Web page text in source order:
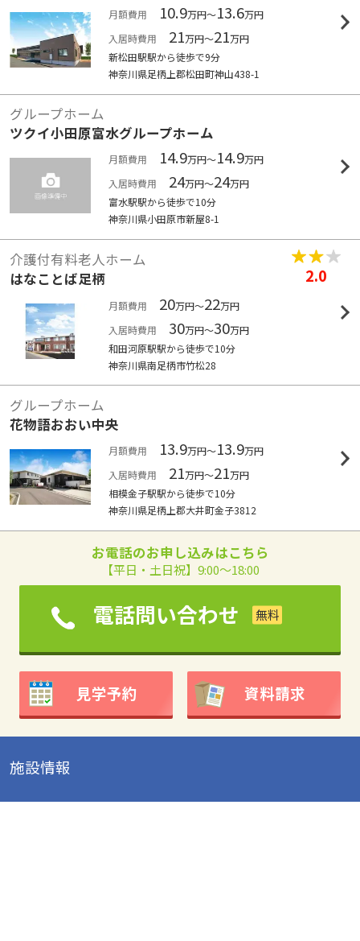
月額費用 10.9万円～13.6万円
入居時費用
21万円～21万円
新松田駅駅から徒歩で9分
神奈川県足柄上郡松田町神山438-1
グループホーム
ツクイ小田原富水グループホーム
月額費用 14.9万円～14.9万円
入居時費用
24万円～24万円
富水駅駅から徒歩で10分
神奈川県小田原市新屋8-1
介護付有料老人ホーム
はなことば足柄
2.0
月額費用 20万円～22万円
入居時費用
30万円～30万円
和田河原駅駅から徒歩で10分
神奈川県南足柄市竹松28
グループホーム
花物語おおい中央
月額費用 13.9万円～13.9万円
入居時費用
21万円～21万円
相模金子駅駅から徒歩で10分
神奈川県足柄上郡大井町金子3812
お電話のお申し込みはこちら
【平日・土日祝】9:00～18:00
電話問い合わせ
見学予約 資料請求
施設情報